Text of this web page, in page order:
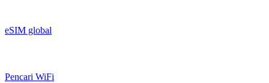
eSIM global
Pencari WiFi